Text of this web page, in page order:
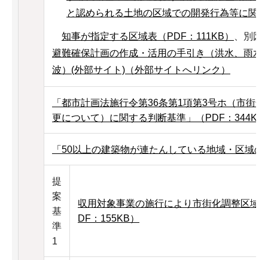
と認められる土地の区域での開発行為等に関
知事が指定する区域表（PDF：111KB） 、別図
避難確保計画の作成・活用の手引き（洪水、雨水
波）(外部サイト)（外部サイトへリンク）
「都市計画法施行令第36条第1項第3号ホ（市街
更について）に関する判断基準」（PDF：344KB
「50以上の建築物が連たんしている地域・区域
提
案
基
準
1
収用対象事業の施行により市街化調整区域
DF：155KB）